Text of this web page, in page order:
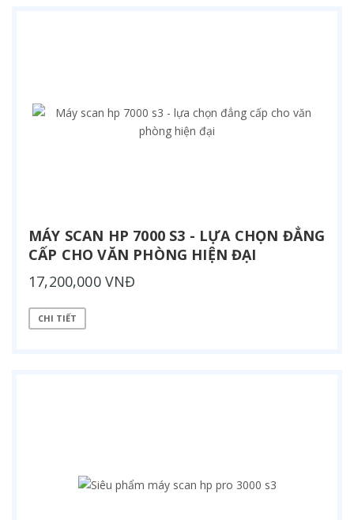
MÁY SCAN HP 7000 S3 - LỰA CHỌN ĐẲNG
CẤP CHO VĂN PHÒNG HIỆN ĐẠI
17,200,000 VNĐ
CHI TIẾT